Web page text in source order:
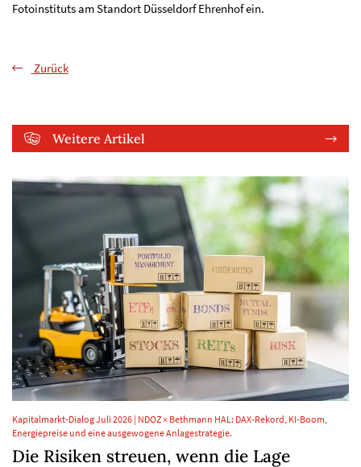
Fotoinstituts am Standort Düsseldorf Ehrenhof ein.
Zurück
Weitere Artikel
Kapitalmarkt-Dialog Juli 2026 | NDOZ × Bethmann HAL: DAX-Rekord, KI-Boom,
Energiepreise und eine ausgewogene Anlagestrategie.
Die Risiken streuen, wenn die Lage